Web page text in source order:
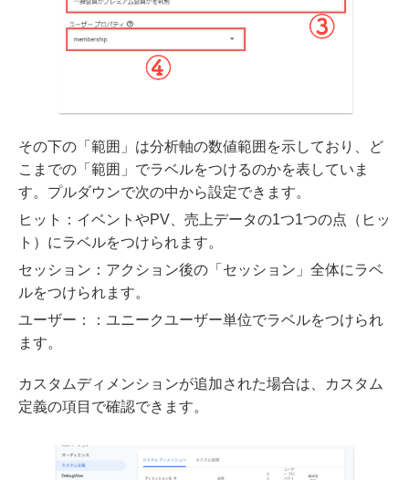
その下の「範囲」は分析軸の数値範囲を示しており、ど
こまでの「範囲」でラベルをつけるのかを表していま
す。プルダウンで次の中から設定できます。
ヒット：イベントやPV、売上データの1つ1つの点（ヒッ
ト）にラベルをつけられます。
セッション：アクション後の「セッション」全体にラベ
ルをつけられます。
ユーザー：：ユニークユーザー単位でラベルをつけられ
ます。
カスタムディメンションが追加された場合は、カスタム
定義の項目で確認できます。